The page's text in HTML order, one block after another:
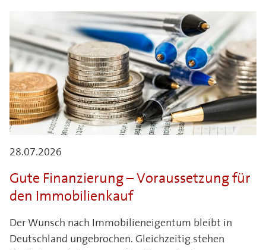
28.07.2026
Gute Finanzierung – Voraussetzung für
den Immobilienkauf
Der Wunsch nach Immobilieneigentum bleibt in
Deutschland ungebrochen. Gleichzeitig stehen